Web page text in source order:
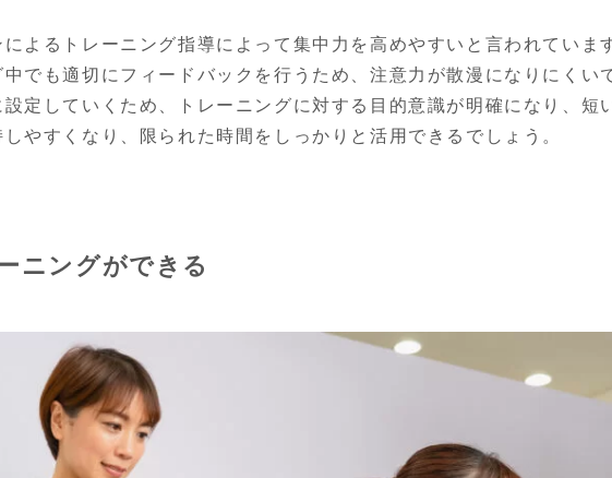
よるトレーニング指導によって集中力を高めやすいと言われていま
でも適切にフィードバックを行うため、注意力が散漫になりにくい
定していくため、トレーニングに対する目的意識が明確になり、短
やすくなり、限られた時間をしっかりと活用できるでしょう。
ニングができる